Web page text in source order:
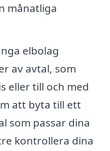
månatliga
elbolag
av avtal, som
eller till och med
att byta till ett
som passar dina
kontrollera dina